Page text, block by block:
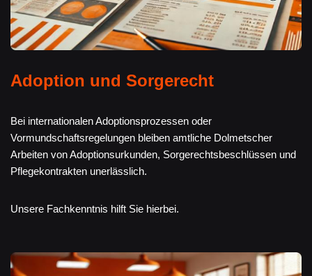
Adoption und Sorgerecht
Bei internationalen Adoptionsprozessen oder
Vormundschaftsregelungen bleiben amtliche Dolmetscher
Arbeiten von Adoptionsurkunden, Sorgerechtsbeschlüssen und
Pflegekontrakten unerlässlich.
Unsere Fachkenntnis hilft Sie hierbei.